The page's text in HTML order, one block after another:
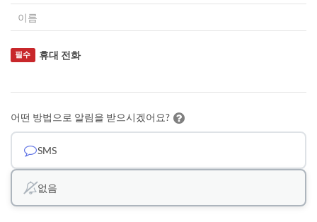
휴대 전화
필수
어떤 방법으로 알림을 받으시겠어요?
SMS
없음